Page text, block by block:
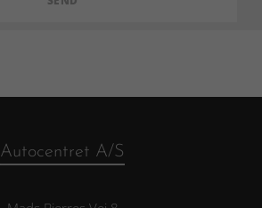
Autocentret A/S